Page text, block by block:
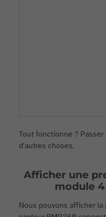
Tout fonctionne ?
d'autres choses.
Afficher une
module
Nous pouvons afficher